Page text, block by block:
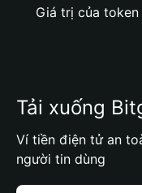
Giá trị của token
Tải xuống
Ví tiền điện tử an
người tin dùng